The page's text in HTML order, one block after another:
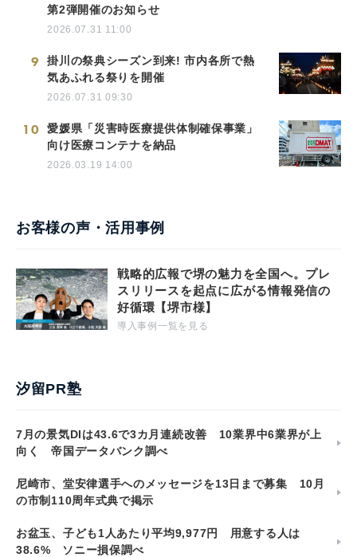
第2弾開催のお知らせ
2026.07.31 11:00
9
掛川の祭典シーズン到来! 市内各所で熱
気あふれる祭りを開催
2026.07.31 09:30
10
愛媛県「災害時医療提供体制確保事業」
向け医療コンテナを納品
2026.03.19 14:00
お客様の声・活用事例
戦略的広報で堺の魅力を全国へ。プレ
スリリースを起点に広がる情報発信の
好循環【堺市様】
導入事例一覧を見る
汐留PR塾
7月の景気DIは43.6で3カ月連続改善 10業界中6業界が上
向く 帝国データバンク調べ
尼崎市、堂安律選手へのメッセージを13日まで募集 10月
の市制110周年式典で掲示
お盆玉、子ども1人あたり平均9,977円 用意する人は
38.6% ソニー損保調べ